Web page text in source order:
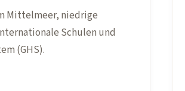
Mittelmeer, niedrige
Schulen und
(GHS).